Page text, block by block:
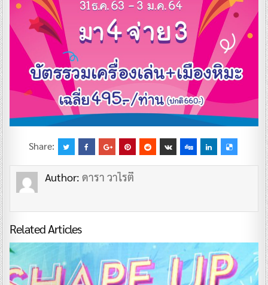
Share:
Author: ดารา วาไรตี้
Related Articles